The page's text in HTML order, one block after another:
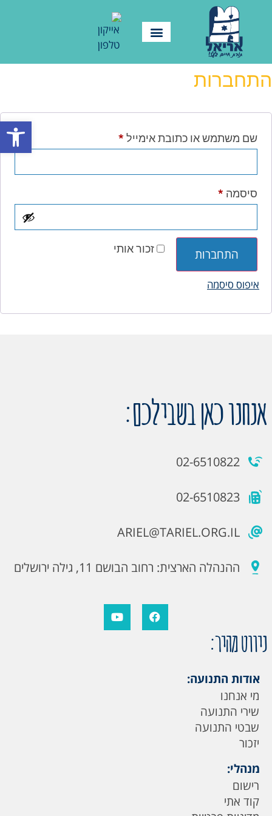
פתח
התחברות
שם משתמש או כתובת אימייל *
סיסמה *
זכור אותי התחברות
איפוס סיסמה
אנחנו כאן בשבילכם:
02-6510822
02-6510823
ARIEL@TARIEL.ORG.IL
ההנהלה הארצית: רחוב הבושם 11, גילה ירושלים
ניווט מהיר:
אודות התנועה:
מי אנחנו
שירי התנועה
שבטי התנועה
יזכור
מנהלי:
רישום
קוד אתי